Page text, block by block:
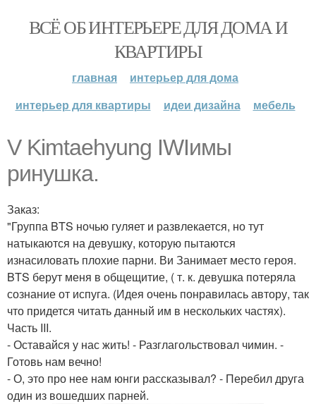
ВСЁ ОБ ИНТЕРЬЕРЕ ДЛЯ ДОМА И
КВАРТИРЫ
главная
интерьер для дома
интерьер для квартиры
идеи дизайна мебель
V Kimtaehyung IWIимы
ринушка.
Заказ:
"Группа BTS ночью гуляет и развлекается, но тут
натыкаются на девушку, которую пытаются
изнасиловать плохие парни. Ви Занимает место героя.
BTS берут меня в общещитие, ( т. к. девушка потеряла
сознание от испуга. (Идея очень понравилась автору, так
что придется читать данный им в нескольких частях).
Часть III.
- Оставайся у нас жить! - Разглагольствовал чимин. -
Готовь нам вечно!
- О, это про нее нам юнги рассказывал? - Перебил друга
один из вошедших парней.